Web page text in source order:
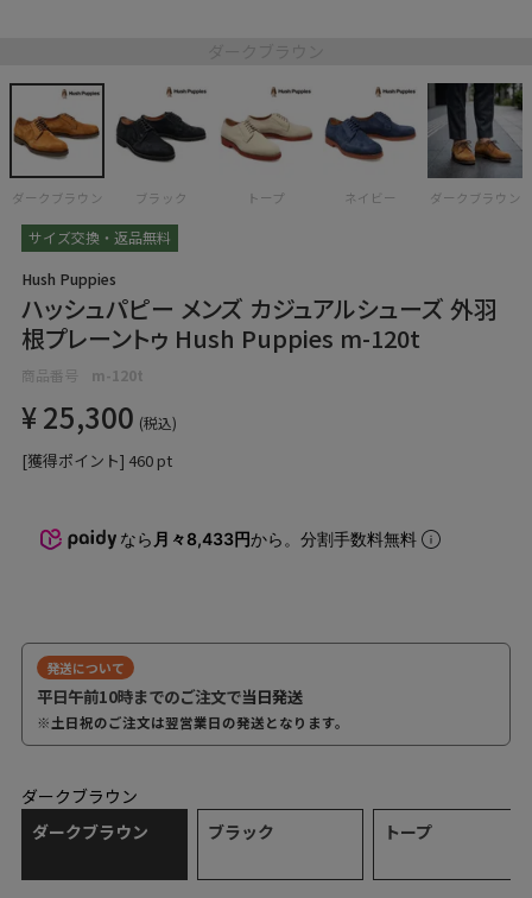
ダークブラウン ブラック トープ ネイビー ダークブラウン
サイズ交換・返品無料
Hush Puppies
ハッシュパピー メンズ カジュアルシューズ 外羽
根プレーントゥ Hush Puppies m-120t
商品番号 m-120t
¥25,300 税込
[獲得ポイント] 460 pt
なら 月々8,433円から。分割手数料無料
発送について
平日午前10時までのご注文で当日発送
※土日祝のご注文は翌営業日の発送となります。
ダークブラウン
ダークブラウン
ブラック トープ